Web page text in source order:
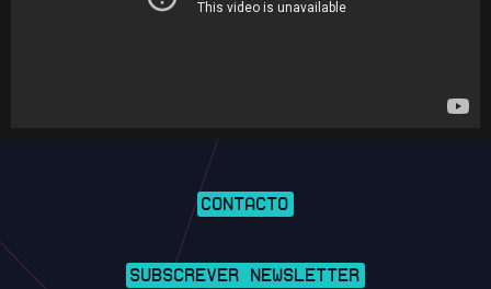
CONTACTO
SUBSCREVER NEWSLETTER